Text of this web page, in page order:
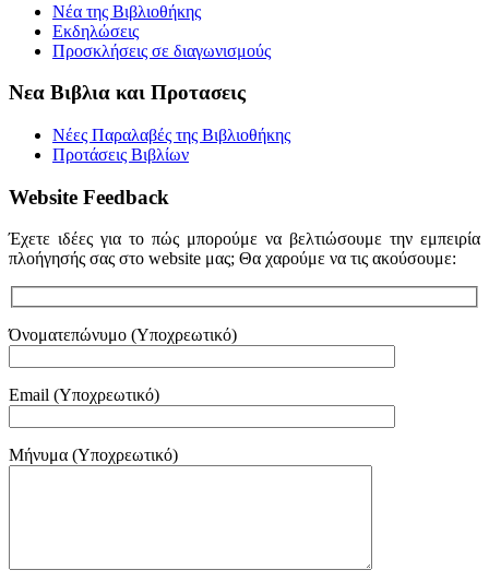
Νέα της Βιβλιοθήκης
Εκδηλώσεις
Προσκλήσεις σε διαγωνισμούς
Νεα Βιβλια και Προτασεις
Νέες Παραλαβές της Βιβλιοθήκης
Προτάσεις Βιβλίων
Website Feedback
Έχετε ιδέες για το πώς μπορούμε να βελτιώσουμε την εμπειρία
πλοήγησής σας στο website μας; Θα χαρούμε να τις ακούσουμε:
Όνοματεπώνυμο (Υποχρεωτικό)
Email (Υποχρεωτικό)
Μήνυμα (Υποχρεωτικό)